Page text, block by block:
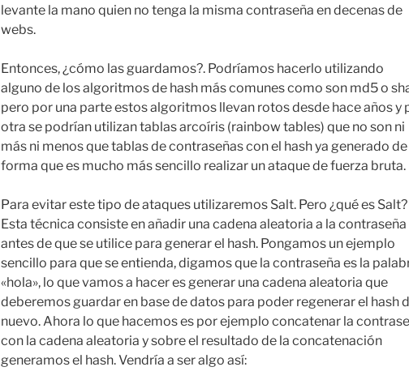
levante la mano quien no tenga la misma contraseña en decenas de
webs.
Entonces, ¿cómo las guardamos?. Podríamos hacerlo utilizando
alguno de los algoritmos de hash más comunes como son md5 o
pero por una parte estos algoritmos llevan rotos desde hace años y
otra se podrían utilizan tablas arcoíris (rainbow tables) que no son ni
más ni menos que tablas de contraseñas con el hash ya generado de
forma que es mucho más sencillo realizar un ataque de fuerza bruta.
Para evitar este tipo de ataques utilizaremos Salt. Pero ¿qué es Salt?
Esta técnica consiste en añadir una cadena aleatoria a la contraseña
antes de que se utilice para generar el hash. Pongamos un ejemplo
sencillo para que se entienda, digamos que la contraseña es la
«hola», lo que vamos a hacer es generar una cadena aleatoria que
deberemos guardar en base de datos para poder regenerar el hash
nuevo. Ahora lo que hacemos es por ejemplo concatenar la
con la cadena aleatoria y sobre el resultado de la concatenación
generamos el hash. Vendría a ser algo así: